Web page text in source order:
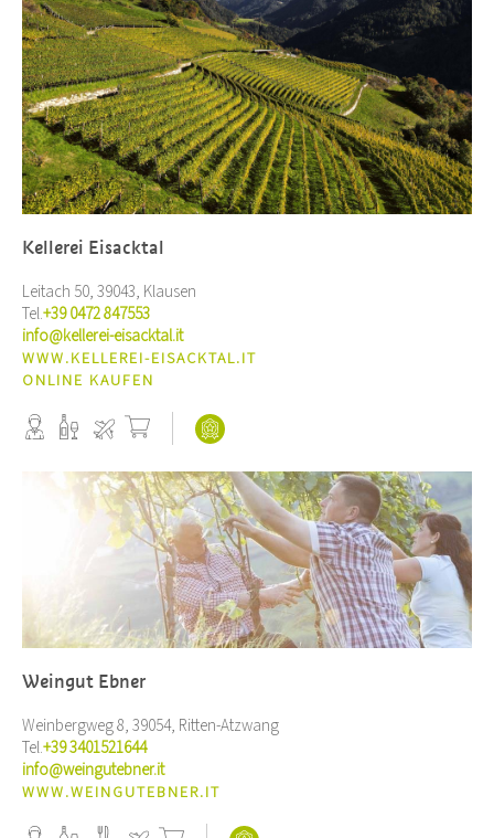
Kellerei Eisacktal
Leitach 50, 39043, Klausen
Tel.+39 0472 847553
info@kellerei-eisacktal.it
WWW.KELLEREI-EISACKTAL.IT
ONLINE KAUFEN
Weingut Ebner
Weinbergweg 8, 39054, Ritten-Atzwang
Tel.+39 3401521644
info@weingutebner.it
WWW.WEINGUTEBNER.IT